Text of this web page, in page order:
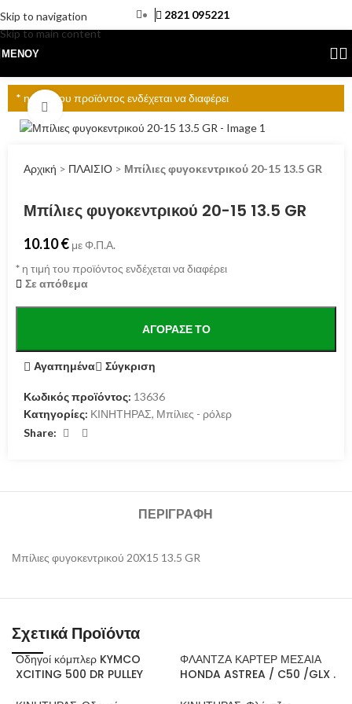
Skip to navigation
Skip to main content
2821 095221
ΜΕΝΟΎ
* η τιμή του προϊόντος ενδέχεται να διαφέρει
Click to enlarge
Αρχική > ΠΛΑΙΣΙΟ > Μπίλιες φυγοκεντρικού 20-15 13.5 GR
Μπίλιες φυγοκεντρικού 20-15 13.5 GR
10.10€ με Φ.Π.Α.
*η τιμή του προϊόντος ενδέχεται να διαφέρει
Σε απόθεμα
ΑΓΌΡΑΣΕ ΤΟ
Αγαπημένα Σύγκριση
Κωδικός προϊόντος: 13636
Κατηγορίες: ΚΙΝΗΤΗΡΑΣ, Μπίλιες - ρόλερ
Share:
ΠΕΡΙΓΡΑΦΉ
Μπίλιες φυγοκεντρικού 20X15 13.5 GR
Σχετικά Προϊόντα
Οδηγοί κόμπλερ KYMCO
XCITING 500 DR PULLEY
ΦΛΑΝΤΖΑ ΚΑΡΤΕΡ ΜΕΣΑΙΑ
HONDA ASTREA / C50 /GLX .